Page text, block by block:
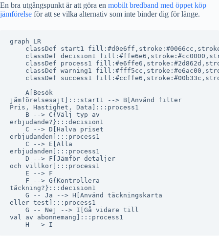
En bra utgångspunkt är att göra en mobilt bredband med öppet köp
jämförelse för att se vilka alternativ som inte binder dig för länge.
graph LR
classDef start1
classDef decision1
classDef process1
classDef warning1
classDef success1
    A[Besök
jämförelsesajt]:::start1 --> B[Använd filter
Pris, Hastighet, Data]:::process1
    B --> C{Välj typ av
erbjudande?}:::decision1
    C --> D[Halva priset
erbjudanden]:::process1
    C --> E[Alla
erbjudanden]:::process1
    D --> F[Jämför detaljer
och villkor]:::process1
    E --> F
    F --> G{Kontrollera
täckning?}:::decision1
    G -- Ja --> H[Använd täckningskarta
eller test]:::process1
    G -- Nej --> I[Gå vidare till
val av abonnemang]:::process1